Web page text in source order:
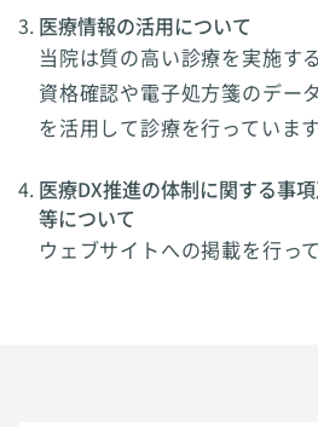
医療情報の活用について
当院は質の高い診療を実施す
資格確認や電子処方箋のデー
を活用して診療を行っています
医療DX推進の体制に関する事
等について
ウェブサイトへの掲載を行って